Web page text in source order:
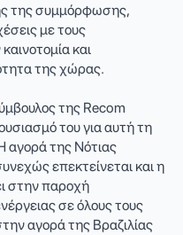
της συμμόρφωσης,
με τους
και
της χώρας.
της Recom
του για αυτή τη
αγορά της Νότιας
επεκτείνεται και η
στην παροχή
σε όλους τους
αγορά της Βραζιλίας